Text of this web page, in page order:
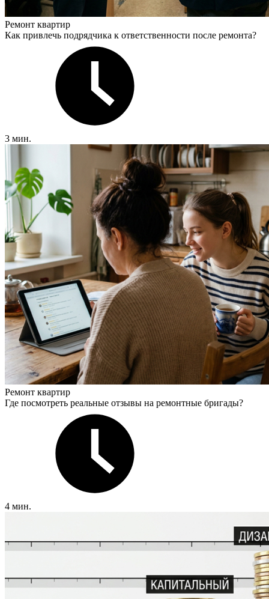
Ремонт квартир
Как привлечь подрядчика к ответственности после ремонта?
3 мин.
Ремонт квартир
Где посмотреть реальные отзывы на ремонтные бригады?
4 мин.